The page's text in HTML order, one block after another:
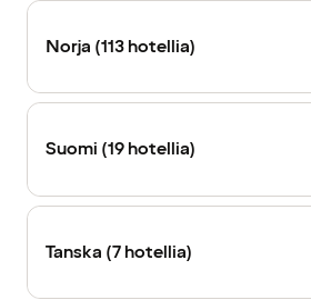
Norja (113 hotellia)
Suomi (19 hotellia)
Tanska (7 hotellia)